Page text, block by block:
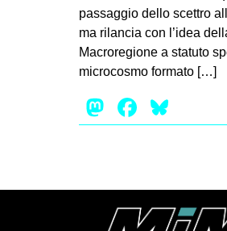
REPRESSIONE
STUDENTI
CULTURE
ARTE
MUSICA
RECENSIONI
passaggio dello scettro
ma rilancia con l’idea
Macroregione a statuto
microcosmo formato […]
Mastodon